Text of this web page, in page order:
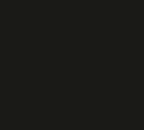
realizado trabalhos
do empresário Yves Lohan,